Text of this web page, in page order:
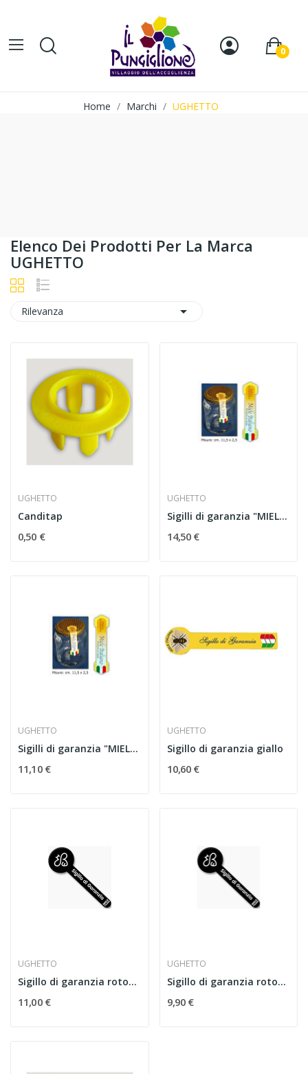
0
Home Marchi UGHETTO
Elenco Dei Prodotti Per La Marca
UGHETTO
Rilevanza 
UGHETTO
Canditap
0,50 €
UGHETTO
Sigilli di garanzia "MIELE ITALIANO " esagoni
14,50 €
UGHETTO
Sigilli di garanzia "MIELE ITALIANO " esagoni
11,10 €
UGHETTO
Sigillo di garanzia giallo
10,60 €
UGHETTO
Sigillo di garanzia rotondo nero Grande
11,00 €
UGHETTO
Sigillo di garanzia rotondo nero Piccolo
9,90 €